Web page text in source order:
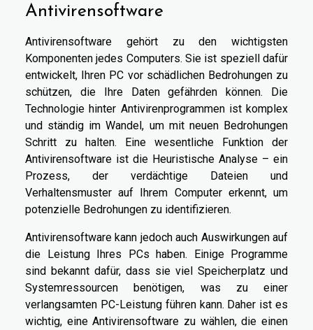
Antivirensoftware
Antivirensoftware gehört zu den wichtigsten
Komponenten jedes Computers. Sie ist speziell dafür
entwickelt, Ihren PC vor schädlichen Bedrohungen zu
schützen, die Ihre Daten gefährden können. Die
Technologie hinter Antivirenprogrammen ist komplex
und ständig im Wandel, um mit neuen Bedrohungen
Schritt zu halten. Eine wesentliche Funktion der
Antivirensoftware ist die Heuristische Analyse – ein
Prozess, der verdächtige Dateien und
Verhaltensmuster auf Ihrem Computer erkennt, um
potenzielle Bedrohungen zu identifizieren.
Antivirensoftware kann jedoch auch Auswirkungen auf
die Leistung Ihres PCs haben. Einige Programme
sind bekannt dafür, dass sie viel Speicherplatz und
Systemressourcen benötigen, was zu einer
verlangsamten PC-Leistung führen kann. Daher ist es
wichtig, eine Antivirensoftware zu wählen, die einen